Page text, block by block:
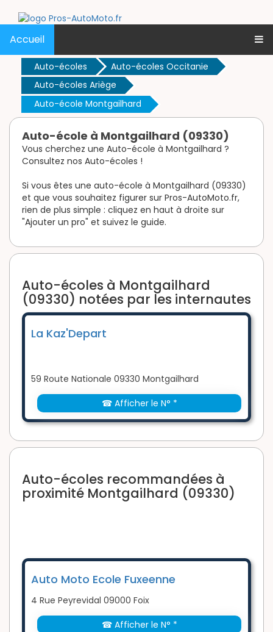
Accueil
Auto-écoles
Auto-écoles Occitanie
Auto-écoles Ariège
Auto-école Montgailhard
Auto-école à Montgailhard (09330)
Vous cherchez une Auto-école à Montgailhard ?
Consultez nos Auto-écoles !
Si vous êtes une auto-école à Montgailhard (09330)
et que vous souhaitez figurer sur Pros-AutoMoto.fr,
rien de plus simple : cliquez en haut à droite sur
"Ajouter un pro" et suivez le guide.
Auto-écoles à Montgailhard
(09330) notées par les internautes
La Kaz'Depart
59 Route Nationale 09330 Montgailhard
☎ Afficher le N° *
Auto-écoles recommandées à
proximité Montgailhard (09330)
Auto Moto Ecole Fuxeenne
4 Rue Peyrevidal 09000 Foix
☎ Afficher le N° *